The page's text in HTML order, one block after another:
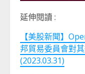
延伸閱讀 :
【美股新聞】
邦貿易委員會對
(2023.03.31)